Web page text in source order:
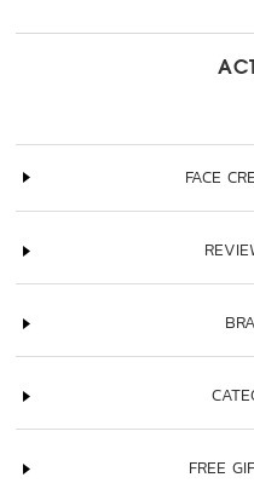
FACE
FREE